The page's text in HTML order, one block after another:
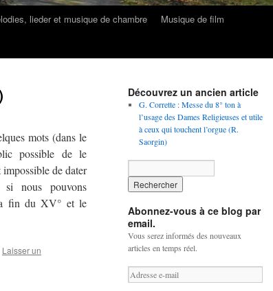
lieder et musique de chambre
Musique de film
mots (dans le
possible de le
de dater
si nous pouvons
fin du XV° et le
Laisser un
Découvrez un ancien article
G. Corrette : Messe du 8° ton à
l’usage des Dames Religieuses et utile
à ceux qui touchent l’orgue (R.
Saorgin)
Abonnez-vous à ce blog par
email.
Vous serez informés des nouveaux
articles en temps réel.
Adresse
e-